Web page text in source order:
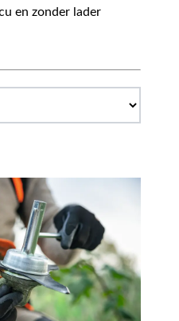
en zonder lader